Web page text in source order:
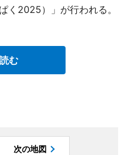
く2025）」が行われる。
む
次の地図